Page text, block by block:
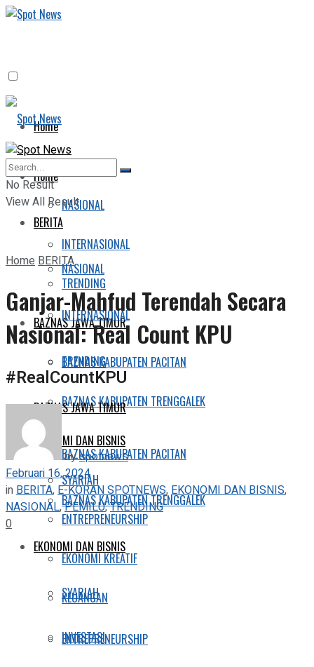
Home
BERITA
NASIONAL
INTERNASIONAL
TRENDING
BAZNAS JAWA TIMUR
BAZNAS KABUPATEN PACITAN
BAZNAS KABUPATEN TRENGGALEK
EKONOMI DAN BISNIS
SYARIAH
ENTREPRENEURSHIP
EKONOMI KREATIF
KEUANGAN
INVESTASI
Home
BERITA
NASIONAL
INTERNASIONAL
TRENDING
BAZNAS JAWA TIMUR
BAZNAS KABUPATEN PACITAN
BAZNAS KABUPATEN TRENGGALEK
EKONOMI DAN BISNIS
SYARIAH
ENTREPRENEURSHIP
No Result
View All Result
HomeBERITA
Ganjar-Mahfud Terendah Secara
Nasional: Real Count KPU
#RealCountKPU
byspotnews
Februari 16, 2024
in BERITA, E-KORAN SPOTNEWS, EKONOMI DAN BISNIS,
NASIONAL,PEMILU,TRENDING
0